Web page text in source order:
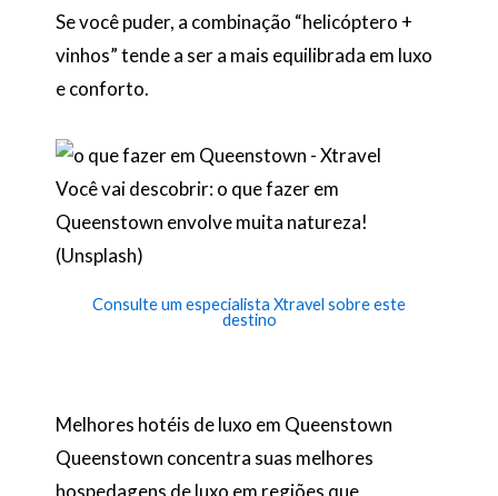
Se você puder, a combinação “helicóptero +
vinhos” tende a ser a mais equilibrada em luxo
e conforto.
Você vai descobrir: o que fazer em
Queenstown envolve muita natureza!
(Unsplash)
Consulte um especialista Xtravel sobre este
destino
Melhores hotéis de luxo em Queenstown
Queenstown concentra suas melhores
hospedagens de luxo em regiões que